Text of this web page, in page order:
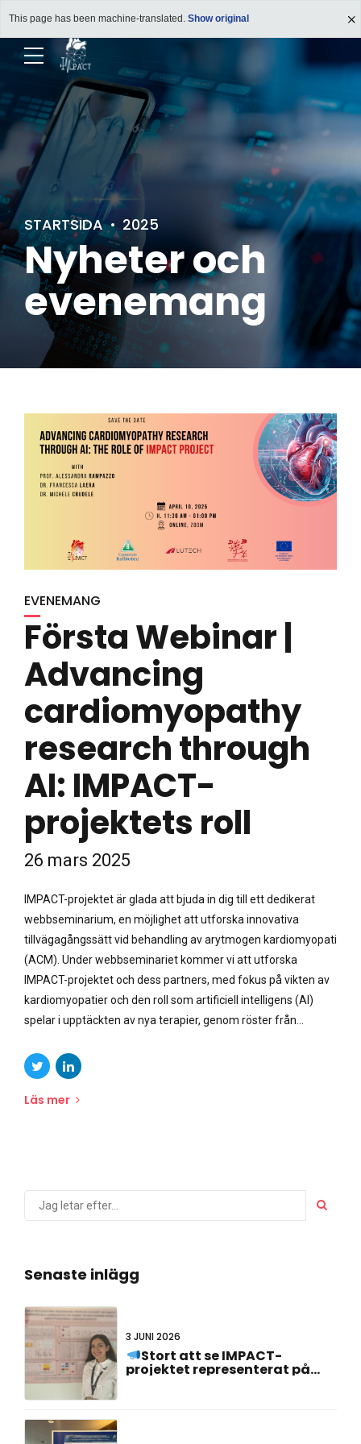
This page has been machine-translated. Show original
STARTSIDA 2025
Nyheter och
evenemang
EVENEMANG
Första Webinar |
Advancing
cardiomyopathy
research through
AI: IMPACT-
projektets roll
26 mars 2025
IMPACT-projektet är glada att bjuda in dig till ett dedikerat
webbseminarium, en möjlighet att utforska innovativa
tillvägagångssätt vid behandling av arytmogen kardiomyopati
(ACM). Under webbseminariet kommer vi att utforska
IMPACT-projektet och dess partners, med fokus på vikten av
kardiomyopatier och den roll som artificiell intelligens (AI)
spelar i upptäckten av nya terapier, genom röster från...
Läs mer
Senaste inlägg
3 JUNI 2026
Stort att se IMPACT-
projektet representerat på